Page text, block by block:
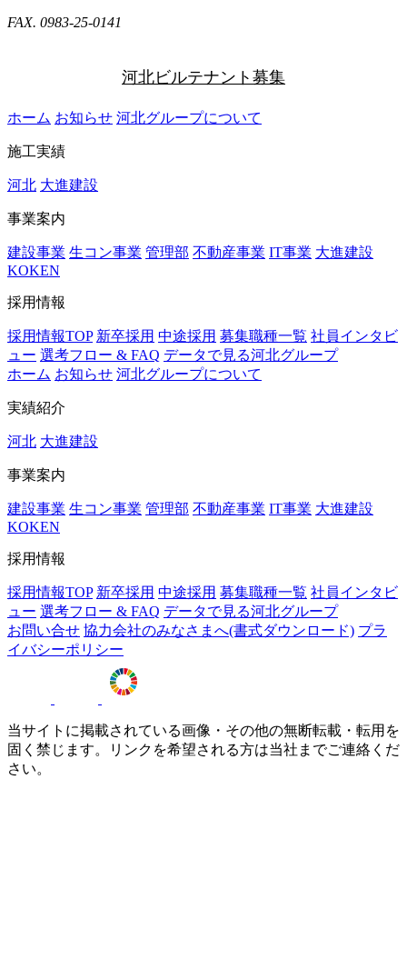
FAX. 0983-25-0141
河北ビルテナント募集
ホーム お知らせ 河北グループについて
施工実績
河北 大進建設
事業案内
建設事業 生コン事業 管理部 不動産事業 IT事業 大進建設
KOKEN
採用情報
採用情報TOP 新卒採用 中途採用 募集職種一覧 社員インタビ
ュー 選考フロー & FAQ データで見る河北グループ
ホーム お知らせ 河北グループについて
実績紹介
河北 大進建設
事業案内
建設事業 生コン事業 管理部 不動産事業 IT事業 大進建設
KOKEN
採用情報
採用情報TOP 新卒採用 中途採用 募集職種一覧 社員インタビ
ュー 選考フロー & FAQ データで見る河北グループ
お問い合せ 協力会社のみなさまへ(書式ダウンロード) プラ
イバシーポリシー
当サイトに掲載されている画像・その他の無断転載・転用を
固く禁じます。リンクを希望される方は当社までご連絡くだ
さい。